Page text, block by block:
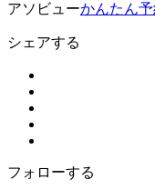
アソビューかんたん
シェアする
フォローする